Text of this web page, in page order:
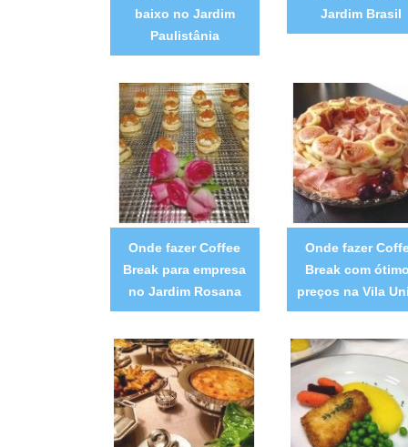
baixo no Jardim
Paulistânia
Jardim Brasil
Onde fazer Coffee
Break para empresa
no Jardim Rosana
Onde fazer
Break com
preços na Vila